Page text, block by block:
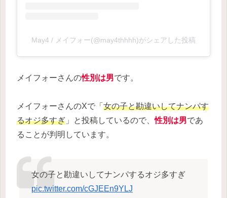
May4 / メイフォー(@may4thhhh)がシェアした投稿
メイフォーさんの性別は男です。
メイフォーさんのXで「 女の子と勘違いしてナンパす
るオジ多すぎ 」と投稿しているので、性別は男であ
ることが判明しています。
女の子と勘違いしてナンパするオジ多すぎ
pic.twitter.com/cGJEEn9YLJ